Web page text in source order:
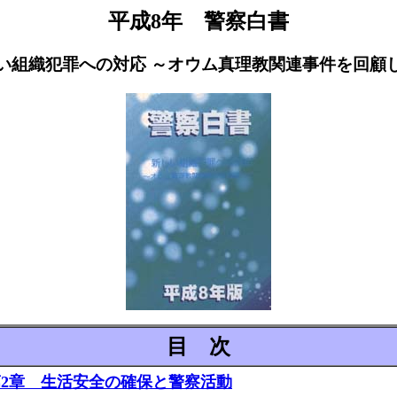
平成8年 警察白書
組織犯罪への対応 ～オウム真理教関連事件を回顧
目 次
章 生活安全の確保と警察活動